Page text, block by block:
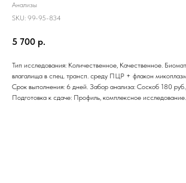
Анализы
SKU: 99-95-834
5 700 р.
Тип исследования: Количественное, Качественное.
влагалища в спец. трансп. среду ПЦР + флакон
Срок выполнения: 6 дней. Забор анализа: Соскоб 180
Подготовка к сдаче: Профиль, комплексное исследование.